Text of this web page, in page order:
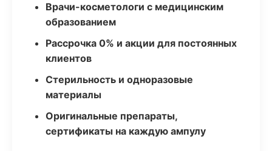
Врачи-косметологи с медицинским
образованием
Рассрочка 0% и акции для постоянных
клиентов
Стерильность и одноразовые
материалы
Оригинальные препараты,
сертификаты на каждую ампулу